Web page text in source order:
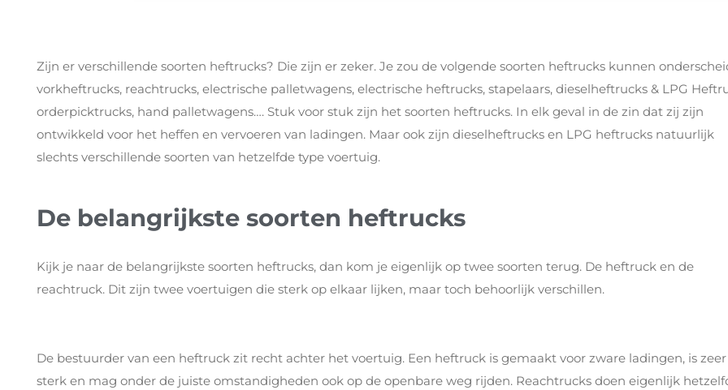
Zijn er verschillende soorten heftrucks? Die zijn er zeker. Je zou de volgende soorten heftrucks kunnen
vorkheftrucks, reachtrucks, electrische palletwagens, electrische heftrucks, stapelaars, dieselheftrucks & LPG
orderpicktrucks, hand palletwagens…. Stuk voor stuk zijn het soorten heftrucks. In elk geval in de zin dat zij zijn
ontwikkeld voor het heffen en vervoeren van ladingen. Maar ook zijn dieselheftrucks en LPG heftrucks natuurlijk
slechts verschillende soorten van hetzelfde type voertuig.
De belangrijkste soorten heftrucks
Kijk je naar de belangrijkste soorten heftrucks, dan kom je eigenlijk op twee soorten terug. De heftruck en de
reachtruck. Dit zijn twee voertuigen die sterk op elkaar lijken, maar toch behoorlijk verschillen.
De bestuurder van een heftruck zit recht achter het voertuig. Een heftruck is gemaakt voor zware ladingen, is zeer
sterk en mag onder de juiste omstandigheden ook op de openbare weg rijden. Reachtrucks doen eigenlijk